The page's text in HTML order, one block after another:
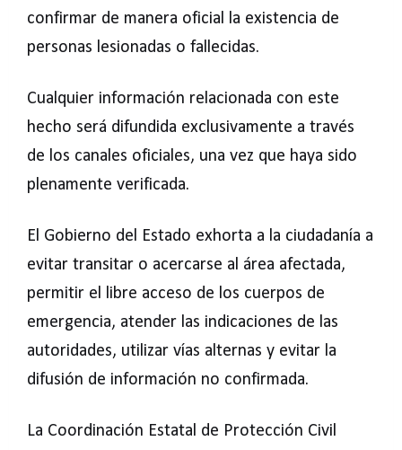
confirmar de manera oficial la existencia de
personas lesionadas o fallecidas.
Cualquier información relacionada con este
hecho será difundida exclusivamente a través
de los canales oficiales, una vez que haya sido
plenamente verificada.
El Gobierno del Estado exhorta a la ciudadanía a
evitar transitar o acercarse al área afectada,
permitir el libre acceso de los cuerpos de
emergencia, atender las indicaciones de las
autoridades, utilizar vías alternas y evitar la
difusión de información no confirmada.
La Coordinación Estatal de Protección Civil